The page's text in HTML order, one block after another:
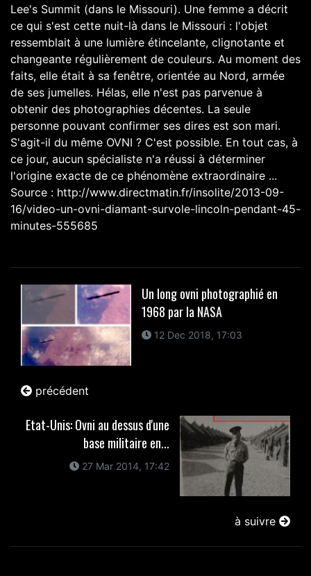
Lee's Summit (dans le Missouri). Une femme a décrit
ce qui s'est cette nuit-là dans le Missouri : l'objet
ressemblait à une lumière étincelante, clignotante et
changeante régulièrement de couleurs. Au moment des
faits, elle était à sa fenêtre, orientée au Nord, armée
de ses jumelles. Hélas, elle n'est pas parvenue à
obtenir des photographies décentes. La seule
personne pouvant confirmer ses dires est son mari.
S'agit-il du même OVNI ? C'est possible. En tout cas, à
ce jour, aucun spécialiste n'a réussi à déterminer
l'origine exacte de ce phénomène extraordinaire ...
Source : http://www.directmatin.fr/insolite/2013-09-
16/video-un-ovni-diamant-survole-lincoln-pendant-45-
minutes-555685
Un long ovni photographié en
1968 par la NASA
12 Dec 2018, 17:03
précédent
Etat-Unis: Ovni au dessus d'une
base militaire en...
27 Mar 2014, 17:42
à suivre